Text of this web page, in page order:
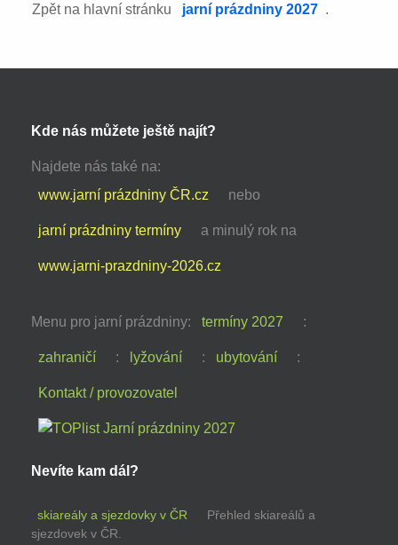
Zpět na hlavní stránku jarní prázdniny 2027 .
Kde nás můžete ještě najít?
Najdete nás také na:
www.jarní prázdniny ČR.cz
nebo
jarní prázdniny termíny a minulý rok na
www.jarni-prazdniny-2026.cz
Menu pro jarní prázdniny: termíny 2027 :
zahraničí : lyžování : ubytování :
Kontakt / provozovatel
Nevíte kam dál?
skiareály a sjezdovky v ČR
Přehled skiareálů a
sjezdovek v ČR.